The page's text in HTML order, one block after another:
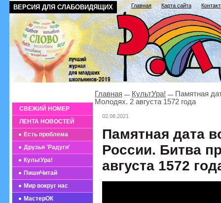
ВЕРСИЯ ДЛЯ СЛАБОВИДЯЩИХ Главная Карта сайта
СВЕЖИЙ НОМЕР
ЛЕНТА НОВОСТЕЙ
Есть проблема
Друзья 'Радуги'
КультУра!
ПишиЧитай
Мир вокруг нас
МастерОК
Главная КультУра!
Памятная
Молодях. 2 августа 1572 года
02.08.2021
Памятная дата
России. Битва
августа 1572